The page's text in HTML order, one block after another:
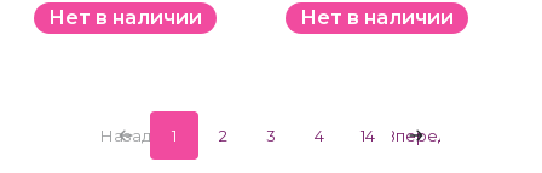
Нет в наличии Нет в наличии
Назад 1 2 3 4 14 Вперед